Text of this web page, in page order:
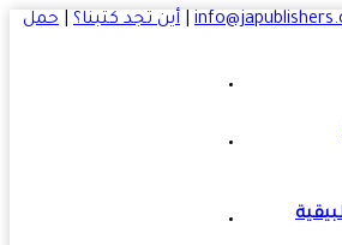
|أين تجد كتبنا؟|حمل